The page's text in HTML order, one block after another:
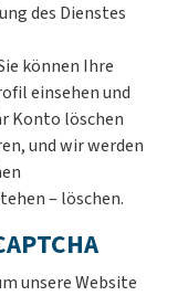
des Dienstes
können Ihre
einsehen und
Konto löschen
und wir werden
– löschen.
unsere Website